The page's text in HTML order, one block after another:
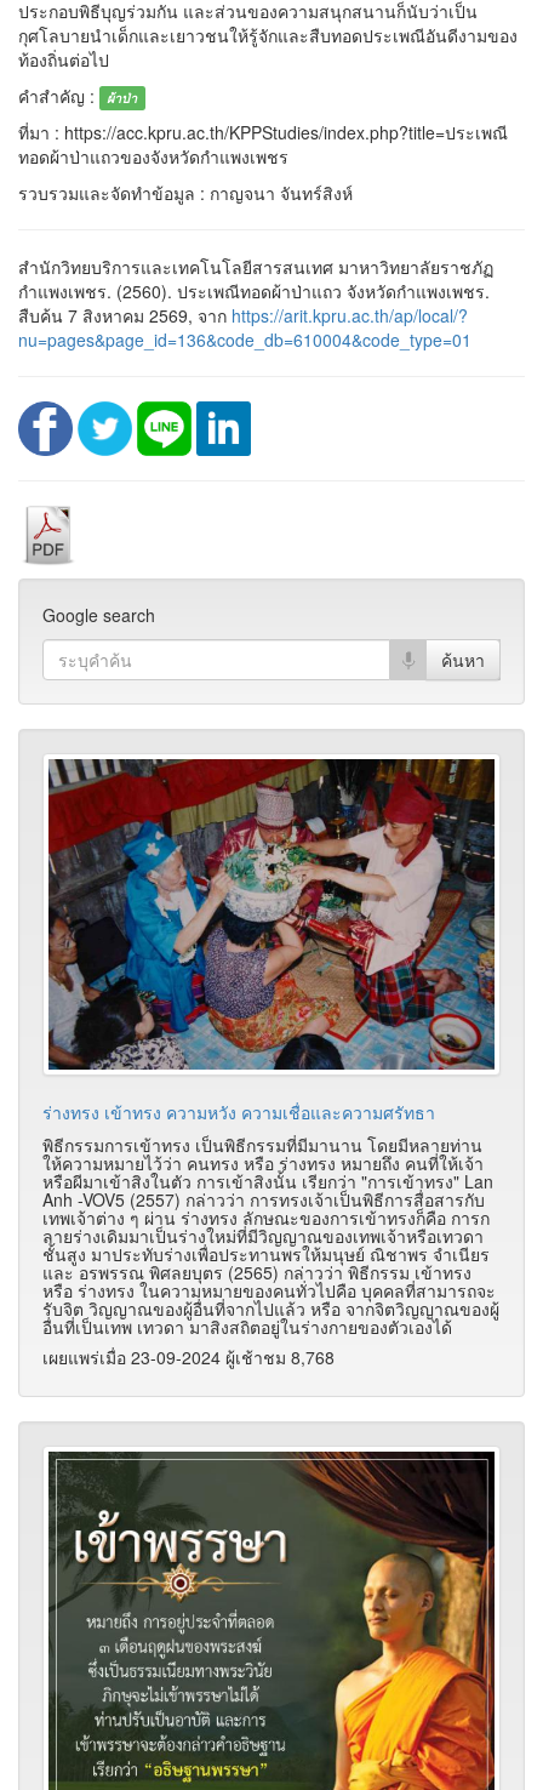
ประกอบพิธีบุญร่วมกัน และส่วนของความสนุกสนานก็นับว่าเป็น
กุศโลบายนำเด็กและเยาวชนให้รู้จักและสืบทอดประเพณีอันดีงามของ
ท้องถิ่นต่อไป
คำสำคัญ :
ผ้าป่า
ที่มา : https://acc.kpru.ac.th/KPPStudies/index.php?title=ประเพณี
ทอดผ้าป่าแถวของจังหวัดกำแพงเพชร
รวบรวมและจัดทำข้อมูล : กาญจนา จันทร์สิงห์
สำนักวิทยบริการและเทคโนโลยีสารสนเทศ มาหาวิทยาลัยราชภัฏ
กำแพงเพชร. (2560). ประเพณีทอดผ้าป่าแถว จังหวัดกำแพงเพชร.
สืบค้น 7 สิงหาคม 2569, จาก https://arit.kpru.ac.th/ap/local/?
nu=pages&page_id=136&code_db=610004&code_type=01
Google search
ร่างทรง เข้าทรง ความหวัง ความเชื่อและความศรัทธา
พิธีกรรมการเข้าทรง เป็นพิธีกรรมที่มีมานาน โดยมีหลายท่าน
ให้ความหมายไว้ว่า คนทรง หรือ ร่างทรง หมายถึง คนที่ให้เจ้า
หรือผีมาเข้าสิงในตัว การเข้าสิงนั้น เรียกว่า "การเข้าทรง" Lan
Anh -VOV5 (2557) กล่าวว่า การทรงเจ้าเป็นพิธีการสื่อสารกับ
เทพเจ้าต่าง ๆ ผ่าน ร่างทรง ลักษณะของการเข้าทรงก็คือ การก
ลายร่างเดิมมาเป็นร่างใหม่ที่มีวิญญาณของเทพเจ้าหรือเทวดา
ชั้นสูง มาประทับร่างเพื่อประทานพรให้มนุษย์ ณิชาพร จําเนียร
และ อรพรรณ พิศลยบุตร (2565) กล่าวว่า พิธีกรรม เข้าทรง
หรือ ร่างทรง ในความหมายของคนทั่วไปคือ บุคคลที่สามารถจะ
รับจิต วิญญาณของผู้อื่นที่จากไปแล้ว หรือ จากจิตวิญญาณของผู้
อื่นที่เป็นเทพ เทวดา มาสิงสถิตอยู่ในร่างกายของตัวเองได้
เผยแพร่เมื่อ 23-09-2024 ผู้เช้าชม 8,768